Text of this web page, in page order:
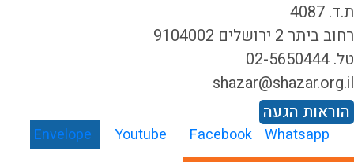
4087
ביתר 2 ירושלים 9104002
הגעה
Envelope Youtube Facebook Whatsapp